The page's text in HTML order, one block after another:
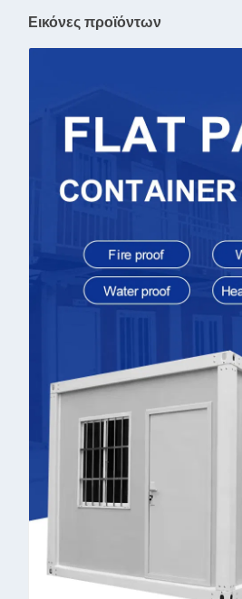
Εικόνες προϊόντων